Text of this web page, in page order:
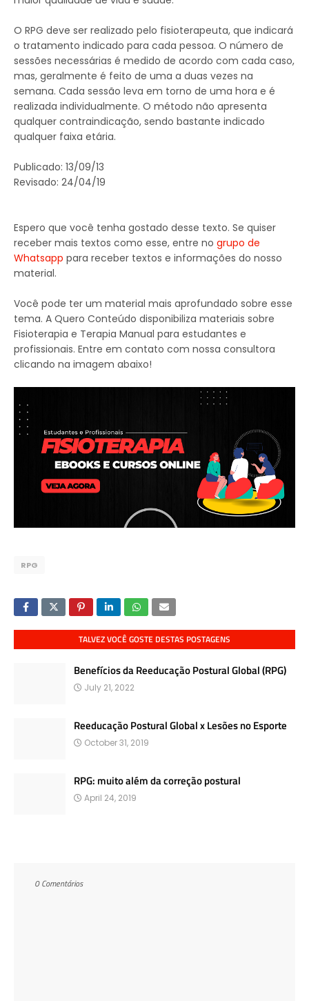
O RPG deve ser realizado pelo fisioterapeuta, que indicará
o tratamento indicado para cada pessoa. O número de
sessões necessárias é medido de acordo com cada caso,
mas, geralmente é feito de uma a duas vezes na
semana. Cada sessão leva em torno de uma hora e é
realizada individualmente. O método não apresenta
qualquer contraindicação, sendo bastante indicado
qualquer faixa etária.
Publicado: 13/09/13
Revisado: 24/04/19
Espero que você tenha gostado desse texto. Se quiser
receber mais textos como esse, entre no grupo de
Whatsapp para receber textos e informações do nosso
material.
Você pode ter um material mais aprofundado sobre esse
tema. A Quero Conteúdo disponibiliza materiais sobre
Fisioterapia e Terapia Manual para estudantes e
profissionais. Entre em contato com nossa consultora
clicando na imagem abaixo!
RPG
TALVEZ VOCÊ GOSTE DESTAS POSTAGENS
Benefícios da Reeducação Postural Global (RPG)
July 21, 2022
Reeducação Postural Global x Lesões no Esporte
October 31, 2019
RPG: muito além da correção postural
April 24, 2019
0 Comentários